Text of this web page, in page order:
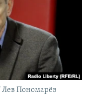
Лев Пономарёв